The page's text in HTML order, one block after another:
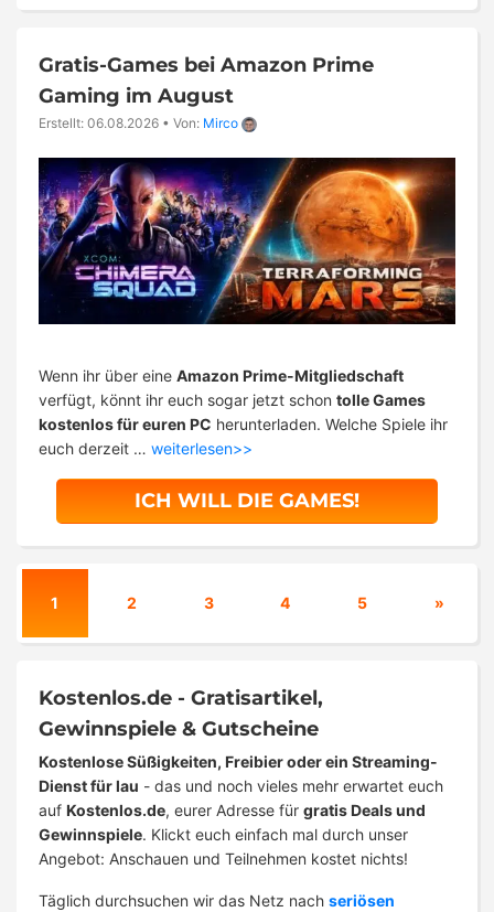
Gratis-Games bei Amazon Prime
Gaming im August
Erstellt: 06.08.2026 • Von: Mirco
Wenn ihr über eine Amazon Prime-Mitgliedschaft
verfügt, könnt ihr euch sogar jetzt schon tolle Games
kostenlos für euren PC herunterladen. Welche Spiele ihr
euch derzeit … weiterlesen>>
ICH WILL DIE GAMES!
1 2 3 4 5 »
Kostenlos.de - Gratisartikel,
Gewinnspiele & Gutscheine
Kostenlose Süßigkeiten, Freibier oder ein Streaming-
Dienst für lau - das und noch vieles mehr erwartet euch
auf Kostenlos.de, eurer Adresse für gratis Deals und
Gewinnspiele. Klickt euch einfach mal durch unser
Angebot: Anschauen und Teilnehmen kostet nichts!
Täglich durchsuchen wir das Netz nach seriösen